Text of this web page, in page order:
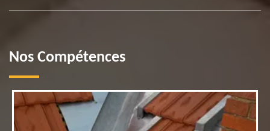
Nos Compétences